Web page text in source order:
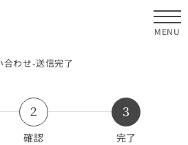
MENU
合わせ-送信完了
2
確認
3
完了